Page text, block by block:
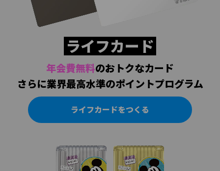
ライフカード
年会費無料のおトクなカード
さらに業界最高水準のポイントプログラム
ライフカードをつくる